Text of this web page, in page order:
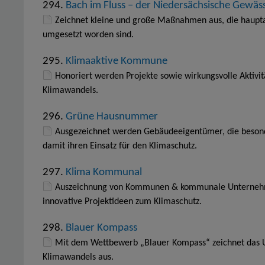
294. Bach im Fluss – der Niedersächsische
Zeichnet kleine und große Maßnahmen aus, die
umgesetzt worden sind.
295. Klimaaktive Kommune
Honoriert werden Projekte sowie wirkungsvolle
Klimawandels.
296. Grüne Hausnummer
Ausgezeichnet werden Gebäudeeigentümer, die
damit ihren Einsatz für den Klimaschutz.
297. Klima Kommunal
Auszeichnung von Kommunen & kommunale
innovative Projektideen zum Klimaschutz.
298. Blauer Kompass
Mit dem Wettbewerb „Blauer Kompass“ zeichnet
Klimawandels aus.